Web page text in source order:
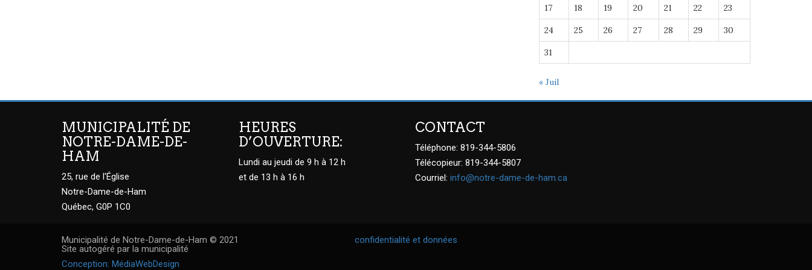
17 18 19 20 21 22 23
24 25 26 27 28 29 30
31
« Juil
MUNICIPALITÉ DE
NOTRE-DAME-DE-
HAM
25, rue de l'Église
Notre-Dame-de-Ham
Québec, G0P 1C0
HEURES
D’OUVERTURE:
Lundi au jeudi de 9 h à 12 h
et de 13 h à 16 h
CONTACT
Téléphone: 819-344-5806
Télécopieur: 819-344-5807
Courriel: info@notre-dame-de-ham.ca
Municipalité de Notre-Dame-de-Ham © 2021
Site autogéré par la municipalité
Conception: MédiaWebDesign
confidentialité et données